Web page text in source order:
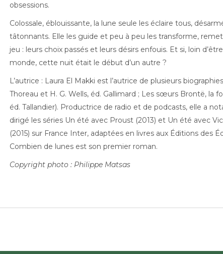
obsessions.
Colossale, éblouissante, la lune seule les éclaire tous,
tâtonnants. Elle les guide et peu à peu les transforme,
jeu : leurs choix passés et leurs désirs enfouis. Et si, loin
monde, cette nuit était le début d’un autre ?
L’autrice : Laura El Makki est l’autrice de plusieurs
Thoreau et H. G. Wells, éd. Gallimard ; Les sœurs Brontë, la
éd. Tallandier). Productrice de radio et de podcasts, elle a
dirigé les séries Un été avec Proust (2013) et Un été avec
(2015) sur France Inter, adaptées en livres aux Éditions des
Combien de lunes est son premier roman.
Copyright photo : Philippe Matsas